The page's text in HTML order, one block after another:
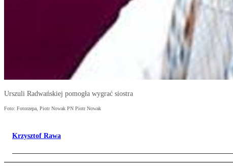
Urszuli Radwańskiej pomogła wygrać siostra
Foto: Fotorzepa, Piotr Nowak PN Piotr Nowak
Krzysztof Rawa